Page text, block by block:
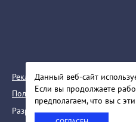
Реклама
Политика конфиденциальности
Разработка сайта
Данный веб-сайт
Если вы продолжаете
предполагаем, что вы с